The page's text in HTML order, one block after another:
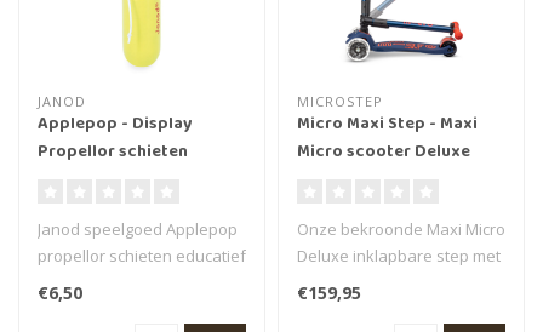
JANOD
Applepop - Display
Propellor schieten
Janod speelgoed Applepop
propellor schieten educatief
spel. Met het Janod speelg..
€6,50
MICROSTEP
Micro Maxi Step - Maxi
Micro scooter Deluxe
Onze bekroonde Maxi Micro
Deluxe inklapbare step met
LED wielen biedt hetzelfde ..
€159,95